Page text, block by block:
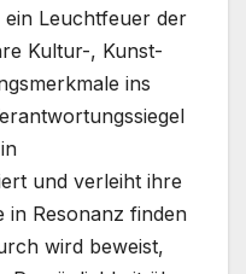
ein Leuchtfeuer der
Kultur-, Kunst-
ins
und verleiht ihre
in Resonanz finden
wird beweist,